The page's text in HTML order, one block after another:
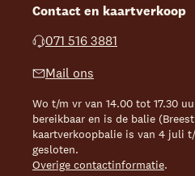
Contact en kaartverkoop
071 516 3881
Mail ons
Wo t/m vr van 14.00 tot 17.30
bereikbaar en is de balie
kaartverkoopbalie is van 4 juli
gesloten.
Overige contactinformatie.